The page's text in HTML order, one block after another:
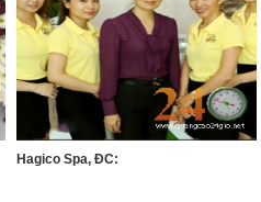
Hagico Spa, ĐC: